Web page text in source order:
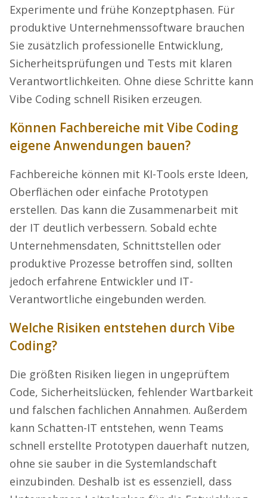
Experimente und frühe Konzeptphasen. Für
produktive Unternehmenssoftware brauchen
Sie zusätzlich professionelle Entwicklung,
Sicherheitsprüfungen und Tests mit klaren
Verantwortlichkeiten. Ohne diese Schritte kann
Vibe Coding schnell Risiken erzeugen.
Können Fachbereiche mit Vibe Coding
eigene Anwendungen bauen?
Fachbereiche können mit KI-Tools erste Ideen,
Oberflächen oder einfache Prototypen
erstellen. Das kann die Zusammenarbeit mit
der IT deutlich verbessern. Sobald echte
Unternehmensdaten, Schnittstellen oder
produktive Prozesse betroffen sind, sollten
jedoch erfahrene Entwickler und IT-
Verantwortliche eingebunden werden.
Welche Risiken entstehen durch Vibe
Coding?
Die größten Risiken liegen in ungeprüftem
Code, Sicherheitslücken, fehlender Wartbarkeit
und falschen fachlichen Annahmen. Außerdem
kann Schatten-IT entstehen, wenn Teams
schnell erstellte Prototypen dauerhaft nutzen,
ohne sie sauber in die Systemlandschaft
einzubinden. Deshalb ist es essenziell, dass